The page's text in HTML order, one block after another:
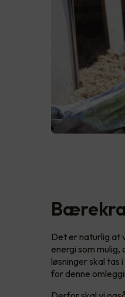
Det er naturlig at
energi som
løsninger skal tas
for denne